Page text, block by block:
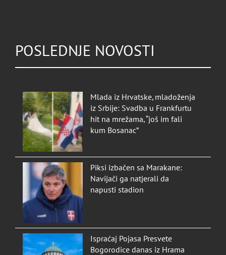
POSLEDNJE NOVOSTI
Mlada iz Hrvatske, mladoženja
iz Srbije: Svadba u Frankfurtu
hit na mrežama, “još im fali
kum Bosanac”
Piksi izbačen sa Marakane:
Navijači ga natjerali da
napusti stadion
Ispraćaj Pojasa Presvete
Bogorodice danas iz Hrama